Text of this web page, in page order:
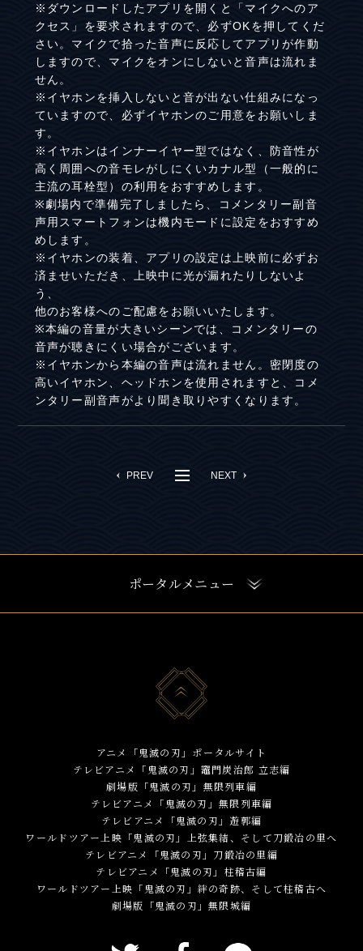
※ダウンロードしたアプリを開くと「マイクへのア
クセス」を要求されますので、必ずOKを押してくだ
さい。マイクで拾った音声に反応してアプリが作動
しますので、マイクをオンにしないと音声は流れま
せん。
※イヤホンを挿入しないと音が出ない仕組みになっ
ていますので、必ずイヤホンのご用意をお願いしま
す。
※イヤホンはインナーイヤー型ではなく、防音性が
高く周囲への音モレがしにくいカナル型（一般的に
主流の耳栓型）の利用をおすすめします。
※劇場内で準備完了しましたら、コメンタリー副音
声用スマートフォンは機内モードに設定をおすすめ
めします。
※イヤホンの装着、アプリの設定は上映前に必ずお
済ませいただき、上映中に光が漏れたりしないよ
う、
他のお客様へのご配慮をお願いいたします。
※本編の音量が大きいシーンでは、コメンタリーの
音声が聴きにくい場合がございます。
※イヤホンから本編の音声は流れません。密閉度の
高いイヤホン、ヘッドホンを使用されますと、コメ
ンタリー副音声がより聞き取りやすくなります。
PREV NEXT
ポータルメニュー
アニメ「鬼滅の刃」ポータルサイト
テレビアニメ「鬼滅の刃」竈門炭治郎 立志編
劇場版「鬼滅の刃」無限列車編
テレビアニメ「鬼滅の刃」無限列車編
テレビアニメ「鬼滅の刃」遊郭編
ワールドツアー上映「鬼滅の刃」上弦集結、そして刀鍛冶の里へ
テレビアニメ「鬼滅の刃」刀鍛冶の里編
テレビアニメ「鬼滅の刃」柱稽古編
ワールドツアー上映「鬼滅の刃」絆の奇跡、そして柱稽古へ
劇場版「鬼滅の刃」無限城編